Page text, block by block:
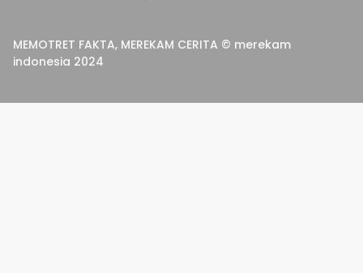
MEMOTRET FAKTA, MEREKAM CERITA © merekam
indonesia 2024